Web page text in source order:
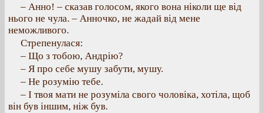
– Анно! – сказав голосом, якого вона ніколи ще від
нього не чула. – Анночко, не жадай від мене
неможливого.
Стрепенулася:
– Що з тобою, Андрію?
– Я про себе мушу забути, мушу.
– Не розумію тебе.
– І твоя мати не розуміла свого чоловіка, хотіла, щоб
він був іншим, ніж був.